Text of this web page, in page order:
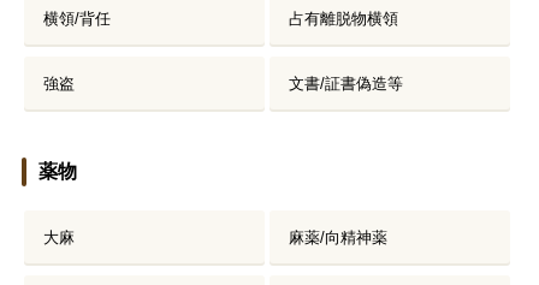
横領/背任 占有離脱物横領
強盗 文書/証書偽造等
薬物
大麻 麻薬/向精神薬